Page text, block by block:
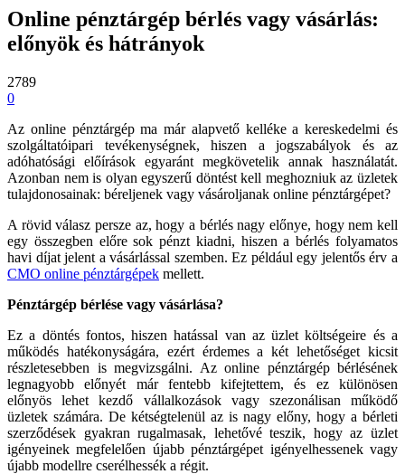
Online pénztárgép bérlés vagy vásárlás:
előnyök és hátrányok
2789
0
Az online pénztárgép ma már alapvető kelléke a kereskedelmi és
szolgáltatóipari tevékenységnek, hiszen a jogszabályok és az
adóhatósági előírások egyaránt megkövetelik annak használatát.
Azonban nem is olyan egyszerű döntést kell meghozniuk az üzletek
tulajdonosainak: béreljenek vagy vásároljanak online pénztárgépet?
A rövid válasz persze az, hogy a bérlés nagy előnye, hogy nem kell
egy összegben előre sok pénzt kiadni, hiszen a bérlés folyamatos
havi díjat jelent a vásárlással szemben. Ez például egy jelentős érv a
CMO online pénztárgépek mellett.
Pénztárgép bérlése vagy vásárlása?
Ez a döntés fontos, hiszen hatással van az üzlet költségeire és a
működés hatékonyságára, ezért érdemes a két lehetőséget kicsit
részletesebben is megvizsgálni. Az online pénztárgép bérlésének
legnagyobb előnyét már fentebb kifejtettem, és ez különösen
előnyös lehet kezdő vállalkozások vagy szezonálisan működő
üzletek számára. De kétségtelenül az is nagy előny, hogy a bérleti
szerződések gyakran rugalmasak, lehetővé teszik, hogy az üzlet
igényeinek megfelelően újabb pénztárgépet igényelhessenek vagy
újabb modellre cserélhessék a régit.